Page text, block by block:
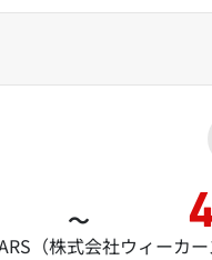
～
（株式会社ウィーカ